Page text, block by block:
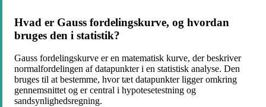
Hvad er Gauss fordelingskurve, og hvordan
bruges den i statistik?
Gauss fordelingskurve er en matematisk kurve, der beskriver
normalfordelingen af datapunkter i en statistisk analyse. Den
bruges til at bestemme, hvor tæt datapunkter ligger omkring
gennemsnittet og er central i hypotesetestning og
sandsynlighedsregning.